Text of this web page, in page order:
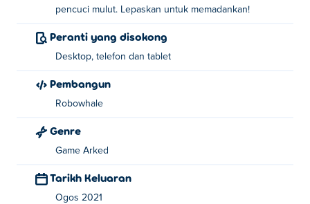
pencuci mulut. Lepaskan untuk memadankan!
Peranti yang disokong
Desktop, telefon dan tablet
Pembangun
Robowhale
Genre
Game Arked
Tarikh Keluaran
Ogos 2021